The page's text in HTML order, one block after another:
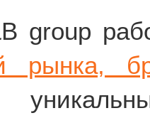
group
рынка,